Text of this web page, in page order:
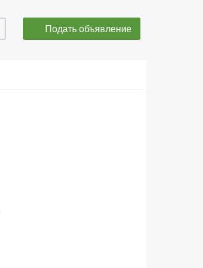
Подать объявление